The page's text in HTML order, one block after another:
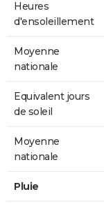
Heures
d'ensoleillement
Moyenne
nationale
Equivalent jours
de soleil
Moyenne
nationale
Pluie